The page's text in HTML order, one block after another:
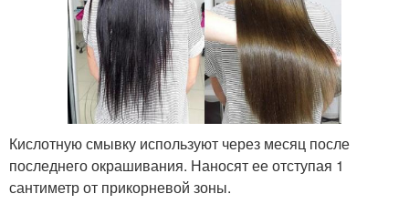
Кислотную смывку используют через месяц после
последнего окрашивания. Наносят ее отступая 1
сантиметр от прикорневой зоны.